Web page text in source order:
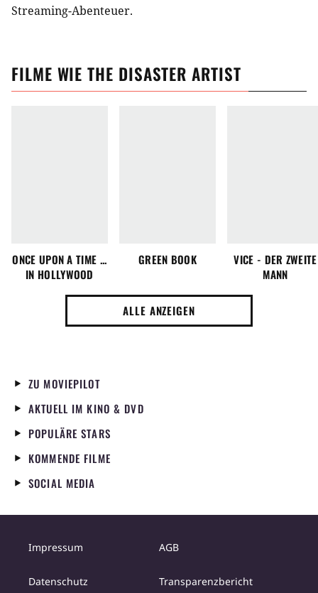
Streaming-Abenteuer.
FILME WIETHE DISASTER ARTIST
ONCE UPON A TIME ...
IN HOLLYWOOD
GREEN BOOK
VICE - DER ZWEITE
MANN
ALLE ANZEIGEN
ZU MOVIEPILOT
AKTUELL IM KINO & DVD
POPULÄRE STARS
KOMMENDE FILME
SOCIAL MEDIA
Impressum AGB
Datenschutz Transparenzbericht